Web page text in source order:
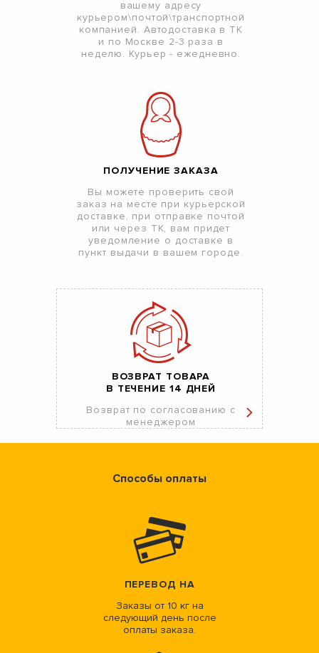
вашему адресу
курьером\почтой\транспортной
компанией. Автодоставка в ТК
и по Москве 2-3 раза в
неделю. Курьер - ежедневно.
ПОЛУЧЕНИЕ ЗАКАЗА
Вы можете проверить свой
заказ на месте при курьерской
доставке, при отправке почтой
или через ТК, вам придет
уведомление о доставке в
пункт выдачи в вашем городе.
ВОЗВРАТ ТОВАРА
В ТЕЧЕНИЕ 14 ДНЕЙ
Возврат по согласованию с
менеджером
Способы оплаты
ПЕРЕВОД НА
Заказы от 10 кг на
следующий день после
оплаты заказа.